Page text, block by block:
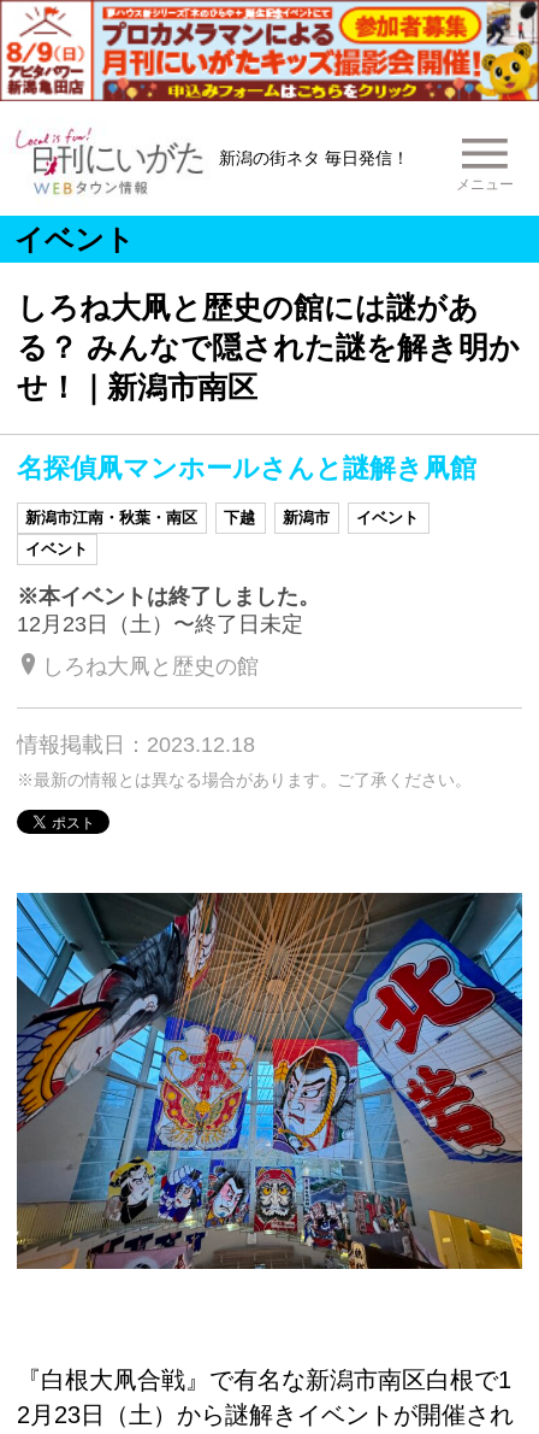
新潟の街ネタ 毎日発信！
メニュー
イベント
しろね大凧と歴史の館には謎があ
る？ みんなで隠された謎を解き明か
せ！｜新潟市南区
名探偵凧マンホールさんと謎解き凧館
新潟市江南・秋葉・南区 下越 新潟市
イベント
イベント
※本イベントは終了しました。
12月23日（土）〜終了日未定
しろね大凧と歴史の館
情報掲載日：2023.12.18
※最新の情報とは異なる場合があります。ご了承ください。
『白根大凧合戦』で有名な新潟市南区白根で1
2月23日（土）から謎解きイベントが開催され